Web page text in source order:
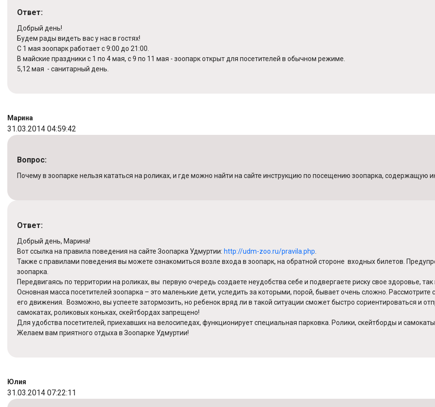
Ответ:
Добрый день!
Будем рады видеть вас у нас в гостях!
С 1 мая зоопарк работает с 9:00 до 21:00.
В майские праздники с 1 по 4 мая, с 9 по 11 мая - зоопарк открыт для посетителей в обычном режиме.
5,12 мая - санитарный день.
Марина
31.03.2014 04:59:42
Вопрос:
Почему в зоопарке нельзя кататься на роликах, и где можно найти на сайте инструкцию по посещению зоопарка,
Ответ:
Добрый день, Марина!
Вот ссылка на правила поведения на сайте Зоопарка Удмуртии: http://udm-zoo.ru/pravila.php
Также с правилами поведения вы можете ознакомиться возле входа в зоопарк, на обратной стороне входных билетов.
зоопарка.
Передвигаясь по территории на роликах, вы первую очередь создаете неудобства себе и подвергаете риску свое здоровье,
Основная масса посетителей зоопарка – это маленькие дети, уследить за которыми, порой, бывает очень сложно.
его движения. Возможно, вы успеете затормозить, но ребенок вряд ли в такой ситуации сможет быстро сориентироваться и
самокатах, роликовых коньках, скейтбордах запрещено!
Для удобства посетителей, приехавших на велосипедах, функционирует специальная парковка. Ролики, скейтборды и
Желаем вам приятного отдыха в Зоопарке Удмуртии!
Юлия
31.03.2014 07:22:11